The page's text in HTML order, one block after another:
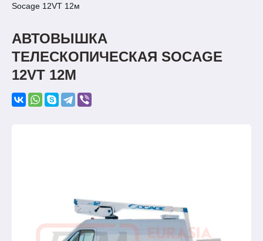
Socage 12VT 12м
АВТОВЫШКА
ТЕЛЕСКОПИЧЕСКАЯ SOCAGE
12VT 12М